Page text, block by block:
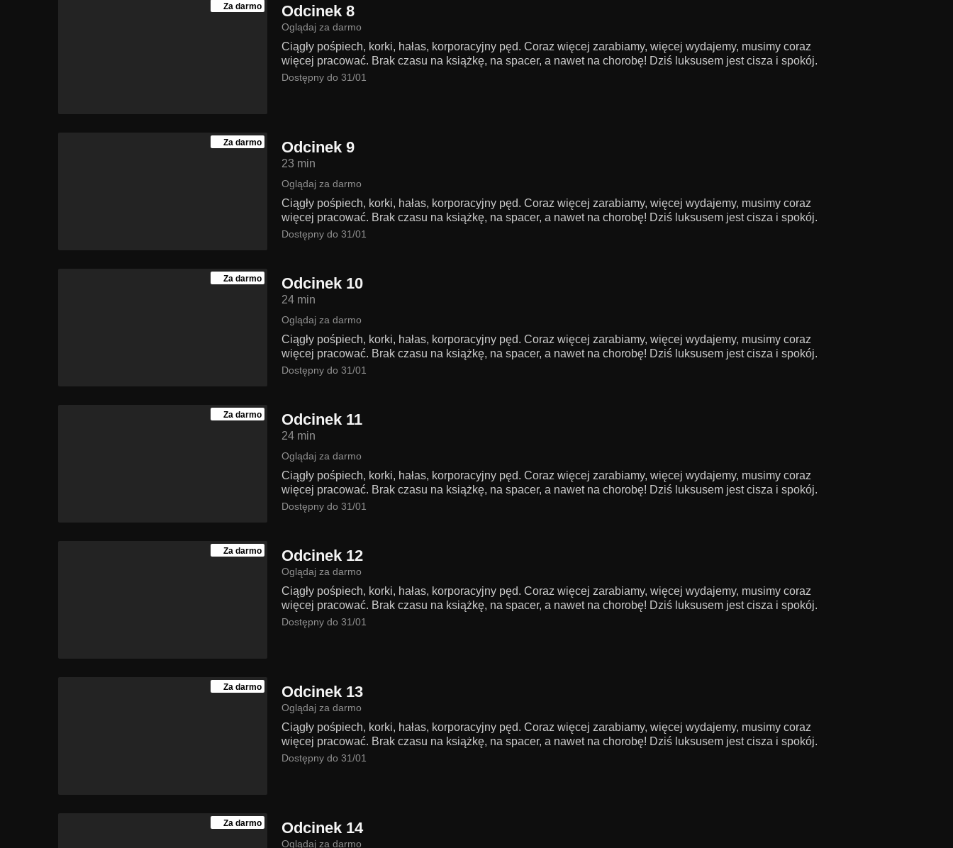
Za darmo Odcinek 8
Oglądaj za darmo
Ciągły pośpiech, korki, hałas, korporacyjny pęd. Coraz więcej zarabiamy, więcej wydajemy, musimy coraz
więcej pracować. Brak czasu na książkę, na spacer, a nawet na chorobę! Dziś luksusem jest cisza i spokój.
Dostępny do 31/01
Za darmo Odcinek 9
23 min
Oglądaj za darmo
Ciągły pośpiech, korki, hałas, korporacyjny pęd. Coraz więcej zarabiamy, więcej wydajemy, musimy coraz
więcej pracować. Brak czasu na książkę, na spacer, a nawet na chorobę! Dziś luksusem jest cisza i spokój.
Dostępny do 31/01
Za darmo Odcinek 10
24 min
Oglądaj za darmo
Ciągły pośpiech, korki, hałas, korporacyjny pęd. Coraz więcej zarabiamy, więcej wydajemy, musimy coraz
więcej pracować. Brak czasu na książkę, na spacer, a nawet na chorobę! Dziś luksusem jest cisza i spokój.
Dostępny do 31/01
Za darmo Odcinek 11
24 min
Oglądaj za darmo
Ciągły pośpiech, korki, hałas, korporacyjny pęd. Coraz więcej zarabiamy, więcej wydajemy, musimy coraz
więcej pracować. Brak czasu na książkę, na spacer, a nawet na chorobę! Dziś luksusem jest cisza i spokój.
Dostępny do 31/01
Za darmo Odcinek 12
Oglądaj za darmo
Ciągły pośpiech, korki, hałas, korporacyjny pęd. Coraz więcej zarabiamy, więcej wydajemy, musimy coraz
więcej pracować. Brak czasu na książkę, na spacer, a nawet na chorobę! Dziś luksusem jest cisza i spokój.
Dostępny do 31/01
Za darmo Odcinek 13
Oglądaj za darmo
Ciągły pośpiech, korki, hałas, korporacyjny pęd. Coraz więcej zarabiamy, więcej wydajemy, musimy coraz
więcej pracować. Brak czasu na książkę, na spacer, a nawet na chorobę! Dziś luksusem jest cisza i spokój.
Dostępny do 31/01
Za darmo Odcinek 14
Oglądaj za darmo